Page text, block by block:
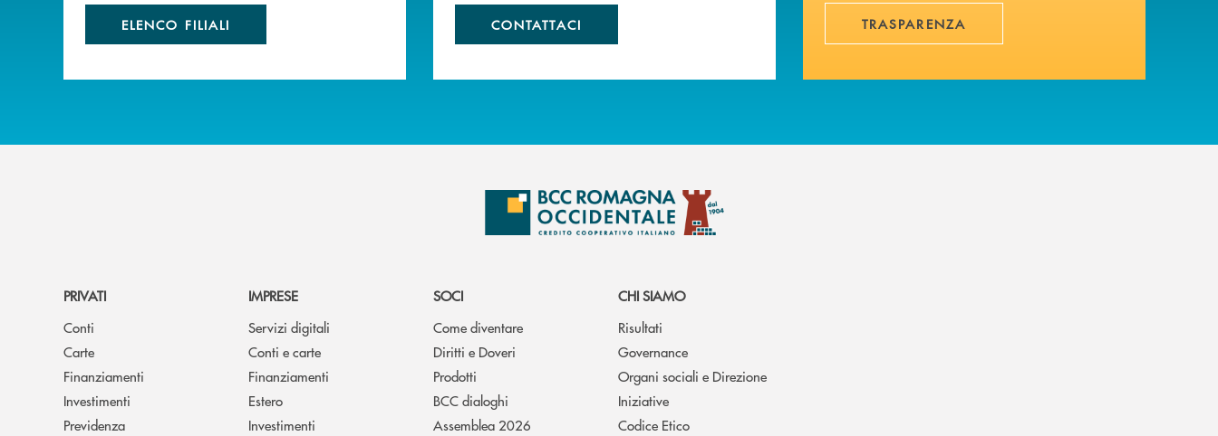
ELENCO FILIALI CONTATTACI TRASPARENZA
PRIVATI
Conti
Carte
Finanziamenti
Investimenti
Previdenza
IMPRESE
Servizi digitali
Conti e carte
Finanziamenti
Estero
Investimenti
SOCI
Come diventare
Diritti e Doveri
Prodotti
BCC dialoghi
Assemblea 2026
CHI SIAMO
Risultati
Governance
Organi sociali e Direzione
Iniziative
Codice Etico